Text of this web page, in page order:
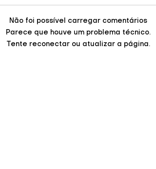
Venda de
ingressos
Não foi possível carregar comentários
Parece que houve um problema técnico.
Tente reconectar ou atualizar a página.